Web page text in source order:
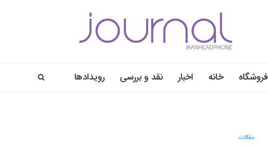
فروشگاه خانه اخبار نقد و بررسی رویدادها
مقالات